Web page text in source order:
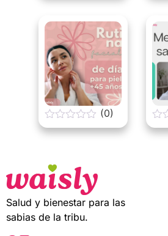
t
5
t
o
f
5
0
o
f
5
(0)
0
Salud y bienestar para las
sabias de la tribu.